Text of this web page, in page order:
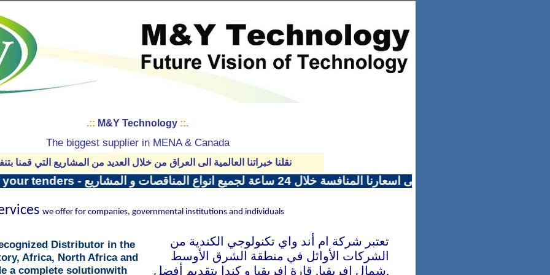
.:: M&Y Technology ::.
The biggest supplier in MENA & Canada
نقلنا خبراتنا العالمية الى العراق من خلال العديد من المشاريع التي قمنا
Get our competitive quotes in 24 hours only for all kinds of your tenders - احصلوا على اسعارنا المنافسة خلال 24 ساعة لجميع انواع المناقصات و المشاريع
we offer for companies, governmental institutions and individuals
Distributor in the
Africa, North Africa and
a complete solutionwith
تعتبر شركة ام أند واي تكنولوجي الكندية من
الشركات الأوائل في منطقة الشرق الأوسط
,شمال إفريقيا, قارة إفريقيا و كندا بتقديم أفضل